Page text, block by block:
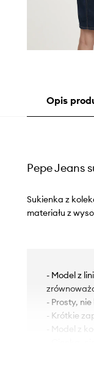
Opis
Pepe Jeans
Sukienka z
materiału z
- Model z
- Prosty,
- Krótkie
- Model z